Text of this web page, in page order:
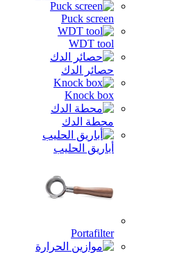
Puck screen
WDT tool
حصائر الدك
Knock box
محطة الدك
أباريق الحليب
Portafilter